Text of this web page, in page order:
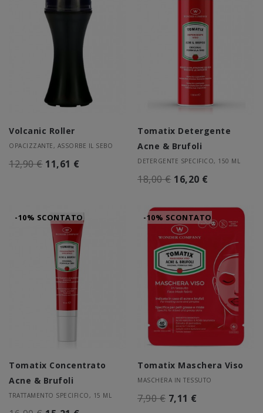
Volcanic Roller
OPACIZZANTE, ASSORBE IL SEBO
12,90 € 11,61 €
Tomatix Detergente
Acne & Brufoli
DETERGENTE SPECIFICO, 150 ML
18,00 € 16,20 €
-10% SCONTATO
Tomatix Concentrato
Acne & Brufoli
TRATTAMENTO SPECIFICO, 15 ML
-10% SCONTATO
Tomatix Maschera Viso
MASCHERA IN TESSUTO
7,90 € 7,11 €